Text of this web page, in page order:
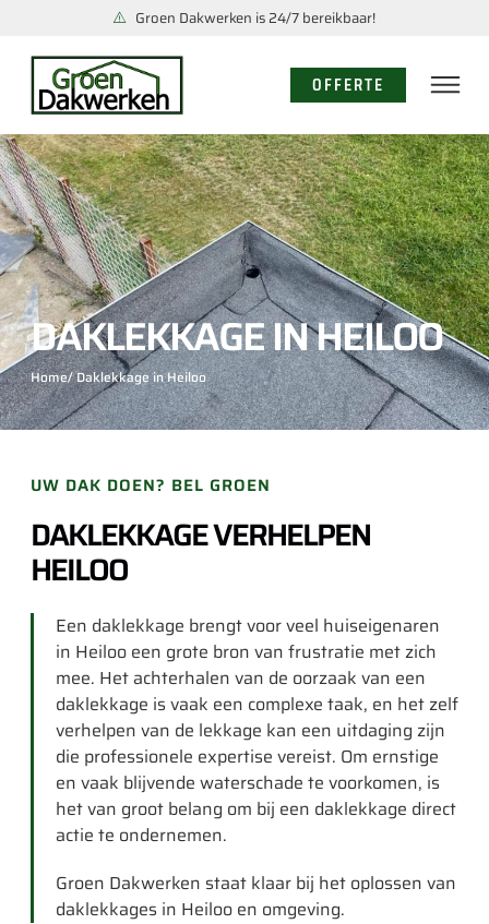
Groen Dakwerken is 24/7 bereikbaar!
OFFERTE
DAKLEKKAGE IN HEILOO
Home/ Daklekkage in Heiloo
UW DAK DOEN? BEL GROEN
DAKLEKKAGE VERHELPEN
HEILOO
Een daklekkage brengt voor veel huiseigenaren
in Heiloo een grote bron van frustratie met zich
mee. Het achterhalen van de oorzaak van een
daklekkage is vaak een complexe taak, en het zelf
verhelpen van de lekkage kan een uitdaging zijn
die professionele expertise vereist. Om ernstige
en vaak blijvende waterschade te voorkomen, is
het van groot belang om bij een daklekkage direct
actie te ondernemen.
Groen Dakwerken staat klaar bij het oplossen van
daklekkages in Heiloo en omgeving.